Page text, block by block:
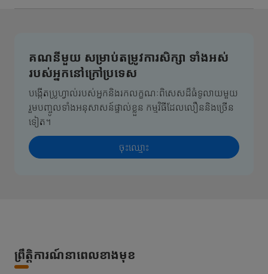
គណនីមួយ សម្រាប់តម្រូវការសិក្សា ទាំងអស់
របស់អ្នកនៅក្រៅប្រទេស
បង្កើតប្រូហ្វាល់របស់អ្នកនិងរកលក្ខណៈពិសេសដ៏ធំទូលាយមួយ
រួមបញ្ចូលទាំងអនុសាសន៍ផ្ទាល់ខ្លួន កម្មវិធីដែលលឿននិងច្រើន
ទៀត។
ចុះឈ្មោះ
ព្រឹត្តិការណ៍នាពេលខាងមុខ